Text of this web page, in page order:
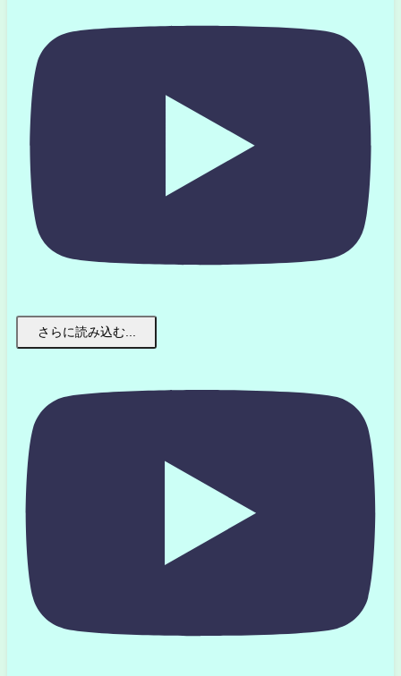
さらに読み込む...